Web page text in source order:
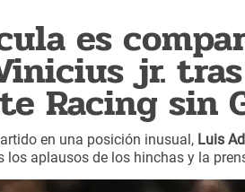
es
jr.
Racing sin
en una posición inusual, Luis
los aplausos de los hinchas y la